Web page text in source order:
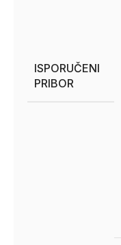
ISPORUČENI
PRIBOR